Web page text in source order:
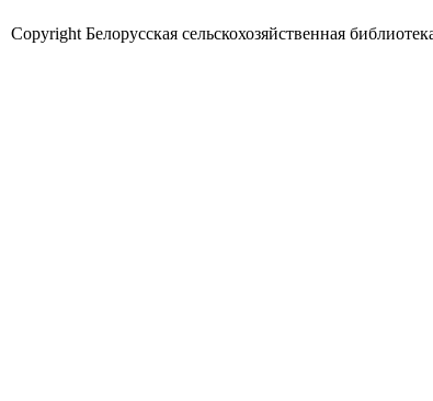
Copyright Белорусская сельскохозяйственная